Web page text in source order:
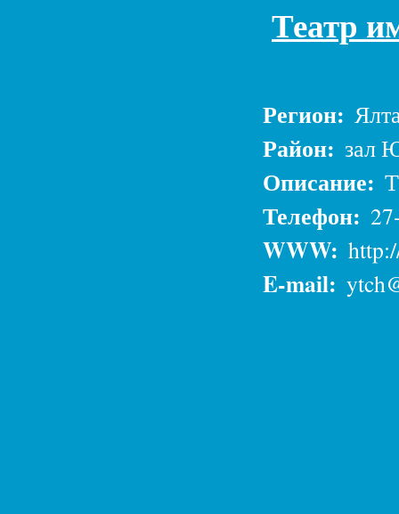
Театр
Регион:
Район: зал
Описание:
Телефон:
WWW:
E-mail: